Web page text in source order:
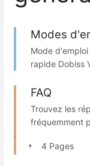
Modes
Mode
rapide Dobiss
FAQ
Trouvez les
fréquemment
4 Pages